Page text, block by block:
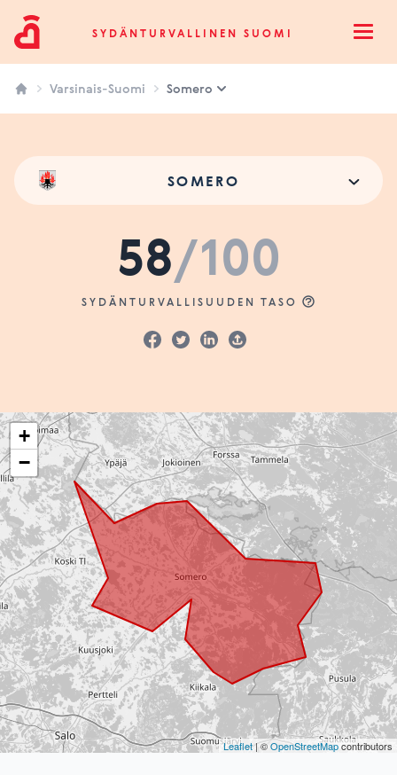
Sydänturvallinen SuomiSYDÄNTURVALLINEN SUOMI
Varsinais-Suomi Somero
SOMERO
58/100
SYDÄNTURVALLISUUDEN TASO
+
−
Leaflet| ©OpenStreetMapcontributors